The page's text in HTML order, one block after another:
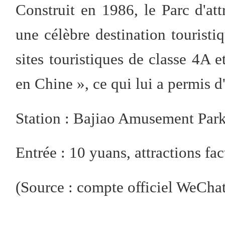
Construit en 1986, le Parc
une célèbre destination
sites touristiques de classe 4A
en Chine », ce qui lui a permis
Station : Bajiao Amusement
Entrée : 10 yuans, attractions
(Source : compte officiel